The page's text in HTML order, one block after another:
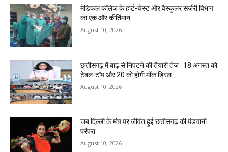
​मेडिकल कॉलेज के हार्ट-चेस्ट और वैस्कुलर सर्जरी विभाग
का एक और कीर्तिमान
August 10, 2026
छत्तीसगढ़ में बाढ़ से निपटने की तैयारी तेज : 18 अगस्त को
टेबल-टॉप और 20 को होगी मॉक ड्रिल
August 10, 2026
जब दिल्ली के मंच पर जीवंत हुई छत्तीसगढ़ की पंडवानी
परंपरा
August 10, 2026